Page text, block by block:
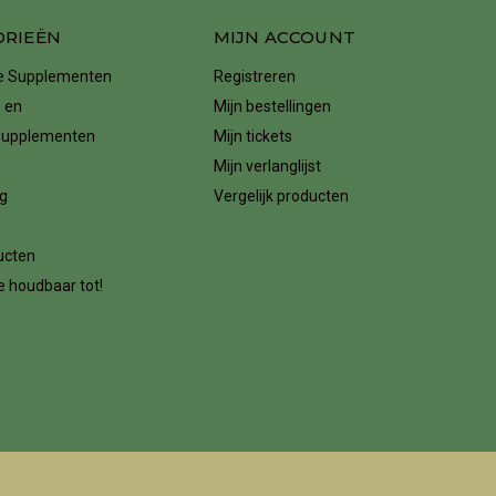
Supplementen
en
houdbaar tot!
MIJN ACCOUNT
Registreren
Mijn bestellingen
Mijn tickets
Mijn verlanglijst
Vergelijk producten